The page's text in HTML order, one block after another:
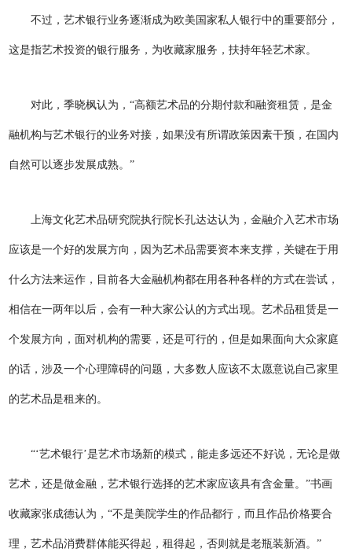
不过，艺术银行业务逐渐成为欧美国家私人银行中的重要部分，
这是指艺术投资的银行服务，为收藏家服务，扶持年轻艺术家。
对此，季晓枫认为，“高额艺术品的分期付款和融资租赁，是金
融机构与艺术银行的业务对接，如果没有所谓政策因素干预，在国内
自然可以逐步发展成熟。”
上海文化艺术品研究院执行院长孔达达认为，金融介入艺术市场
应该是一个好的发展方向，因为艺术品需要资本来支撑，关键在于用
什么方法来运作，目前各大金融机构都在用各种各样的方式在尝试，
相信在一两年以后，会有一种大家公认的方式出现。艺术品租赁是一
个发展方向，面对机构的需要，还是可行的，但是如果面向大众家庭
的话，涉及一个心理障碍的问题，大多数人应该不太愿意说自己家里
的艺术品是租来的。
“‘艺术银行’是艺术市场新的模式，能走多远还不好说，无论是做
艺术，还是做金融，艺术银行选择的艺术家应该具有含金量。”书画
收藏家张成德认为，“不是美院学生的作品都行，而且作品价格要合
理，艺术品消费群体能买得起，租得起，否则就是老瓶装新酒。”